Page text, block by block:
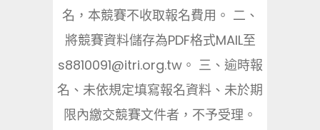
名，本競賽不收取報名費用。 二、
將競賽資料儲存為PDF格式MAIL至
s8810091@itri.org.tw。 三、逾時報
名、未依規定填寫報名資料、未於期
限內繳交競賽文件者，不予受理。